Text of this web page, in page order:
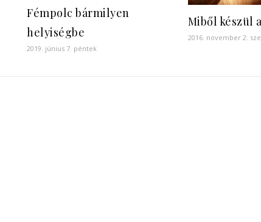
Fémpolc bármilyen
helyiségbe
2019. június 7. péntek
Miből készül
2016. november 2.